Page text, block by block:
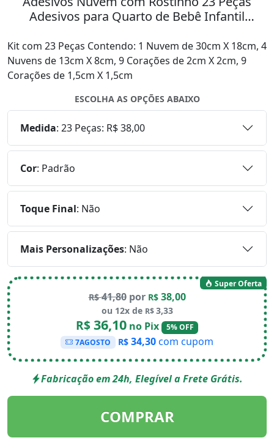
Adesivos para Quarto de Bebê Infantil
Kit com 23 Peças Contendo: 1 Nuvem de 30cm X 18cm, 4
Nuvens de 13cm X 8cm, 9 Corações de 2cm X 2cm, 9
Corações de 1,5cm X 1,5cm
ESCOLHA AS OPÇÕES ABAIXO
Medida: 23 Peças: R$ 38,00
Cor: Padrão
Toque Final: Não
Mais Personalizações: Não
Super Oferta
R$41,80por R$ 38,00
ou 12x de R$3,33
R$36,10no Pix
5% OFF
7AGOSTO
R$ 34,30com cupom
Fabricação em 24h, Elegível a Frete Grátis.
COMPRAR